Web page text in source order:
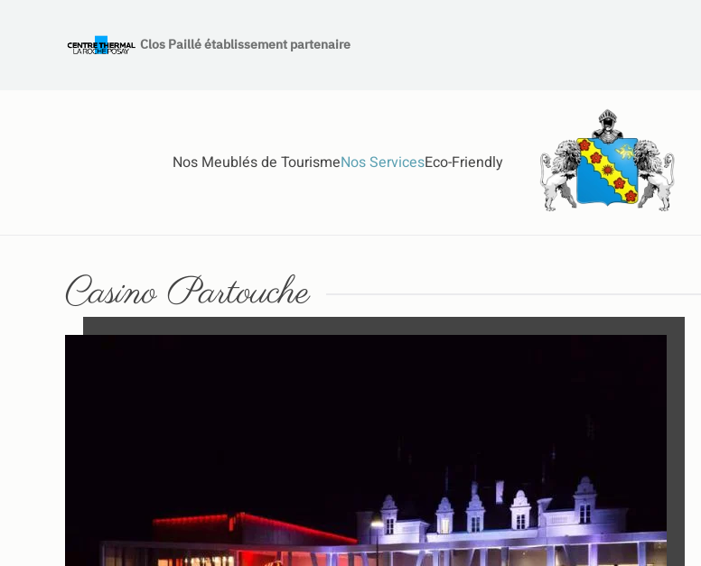
Accéder au contenu principalClos Paillé établissement partenaire
Nos Meublés de TourismeNos ServicesEco-Friendly
Casino Partouche